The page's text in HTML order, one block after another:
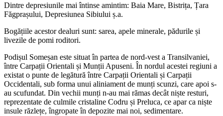
Dintre depresiunile mai întinse amintim: Baia Mare, Bistrița, Țara
Făgprașului, Depresiunea Sibiului ș.a.
Bogățiile acestor dealuri sunt: sarea, apele minerale, pădurile și
livezile de pomi roditori.
Podișul Someșan este situat în partea de nord-vest a Transilvaniei,
între Carpații Orientali și Munții Apuseni. În nordul acestei regiuni a
existat o punte de legătură între Carpații Orientali și Carpații
Occidentali, sub forma unui aliniament de munți scunzi, care apoi s-
au scufundat. Din vechii munți n-au mai rămas decât niște resturi,
reprezentate de culmile cristaline Codru și Preluca, ce apar ca niște
insule răzlețe, îngropate în depozite mai noi, sedimentare.